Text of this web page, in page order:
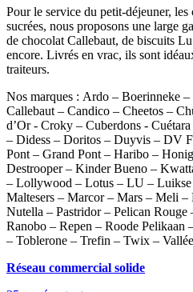
Pour le service du petit-déjeuner,
sucrées, nous proposons une large
de chocolat Callebaut, de biscuits
encore. Livrés en vrac, ils sont
traiteurs.
Nos marques : Ardo – Boerinneke
Callebaut – Candico – Cheetos –
d’Or - Croky – Cuberdons -
– Didess – Doritos – Duyvis – DV
Pont – Grand Pont – Haribo –
Destrooper – Kinder Bueno –
– Lollywood – Lotus – LU –
Maltesers – Marcor – Mars – Meli
Nutella – Pastridor – Pelican
Ranobo – Repen – Roode Pelikaan
– Toblerone – Trefin – Twix –
Réseau commercial solide